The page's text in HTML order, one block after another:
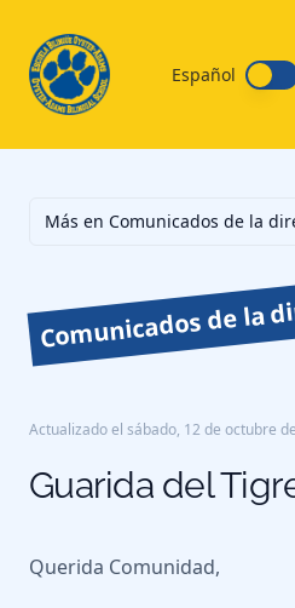
Español
Más en Comunicados de la
Comunicados de la
Actualizado el sábado, 12 de octubre
Guarida del
Querida Comunidad,